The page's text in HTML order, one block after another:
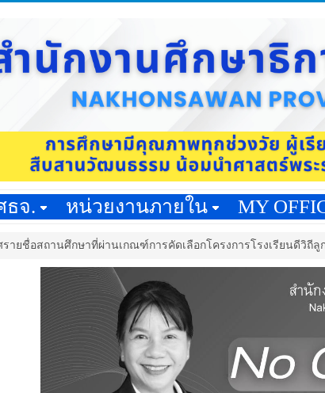
ธจ. หน่วยงานภายใน MY
ายชื่อสถานศึกษาที่ผ่านเกณฑ์การคัดเลือกโครงการโรงเรียนดีวิถีลูก